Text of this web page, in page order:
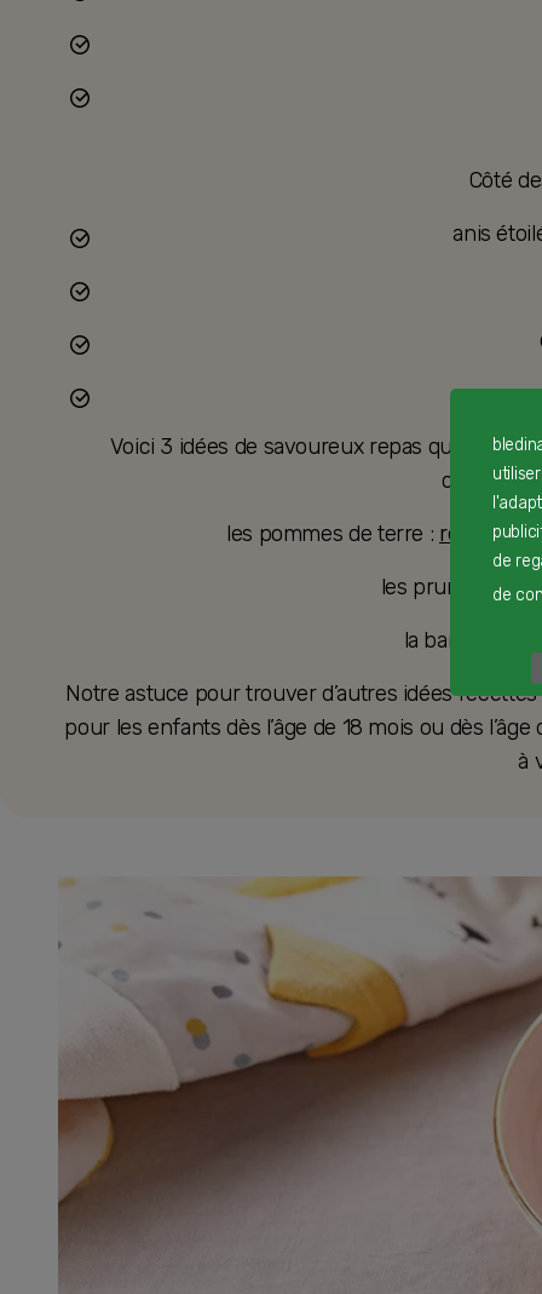
Côté
anis
Voici 3 idées de savoureux repas qui vous
les pommes de terre : recette
les pruneaux :
la banane :
Notre astuce pour trouver d’autres idées
pour les enfants dès l’âge de 18 mois ou dès
à
de
de